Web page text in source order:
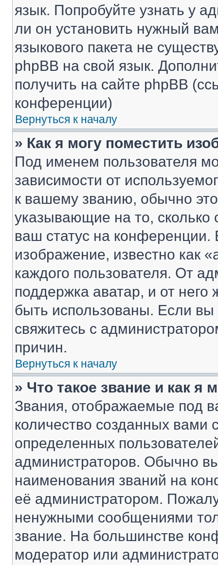
язык. Попробуйте узнать у
ли он установить нужный
языкового пакета не
phpBB на свой язык.
получить на сайте phpBB
конференции)
Вернуться к началу
» Как я могу поместить
Под именем пользователя
зависимости от
к вашему званию, обычно это
указывающие на то,
ваш статус на
изображение, известно как
каждого пользователя. От
поддержка аватар, и от него
быть использованы. Если
свяжитесь с
причин.
Вернуться к началу
» Что такое звание и как я
Звания, отображаемые под
количество созданных
определенных
администраторов. Обычно
наименования званий на
её администратором.
ненужными сообщениями
звание. На большинстве
модератор или